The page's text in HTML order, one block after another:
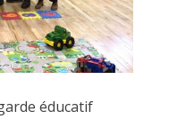
éducatif